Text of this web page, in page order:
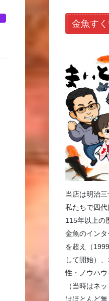
金魚す
当店は明治三
私たちで四代
115年以上の
金魚のイン
を超え（
して開始）
性・ノウハウ
（当時はネ
はほとんど